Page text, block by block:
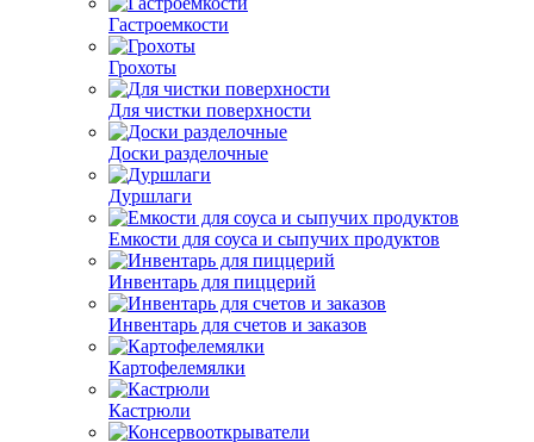
Гастроемкости
Грохоты
Для чистки поверхности
Доски разделочные
Дуршлаги
Емкости для соуса и сыпучих продуктов
Инвентарь для пиццерий
Инвентарь для счетов и заказов
Картофелемялки
Кастрюли